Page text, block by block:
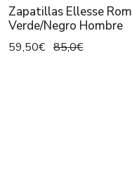
Zapatillas Ellesse
Verde/Negro Hombre
59,50€ 85,0€